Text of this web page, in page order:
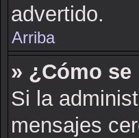
advertido.
Arriba
» ¿Cómo
Si la
mensajes